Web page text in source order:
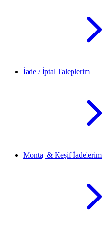
İade / İptal Taleplerim
Montaj & Keşif İadelerim